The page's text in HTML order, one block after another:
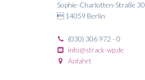
Sophie-Charlotten-Straße 30
 14059 Berlin
(030) 306 972 - 0
info@strack-wp.de
Anfahrt